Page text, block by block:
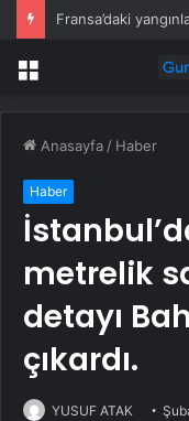
Fransa’daki
Menü
Anasayfa / Haber
Haber
metrelik
detayı
çıkardı.
YUSUF ATAK